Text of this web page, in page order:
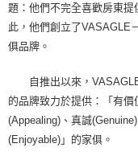
題：他們不完全喜歡房東
此，他們創立了VASAGLE
俱品牌。
自推出以來，VASAGLE
的品牌致力於提供：「有價
(Appealing)、真誠
(Enjoyable)」的家俱。